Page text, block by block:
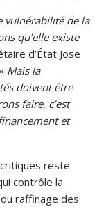
vulnérabilité de la
qu’elle existe
d’État Jose
Mais la
doivent être
faire, c’est
et
reste
contrôle la
raffinage des